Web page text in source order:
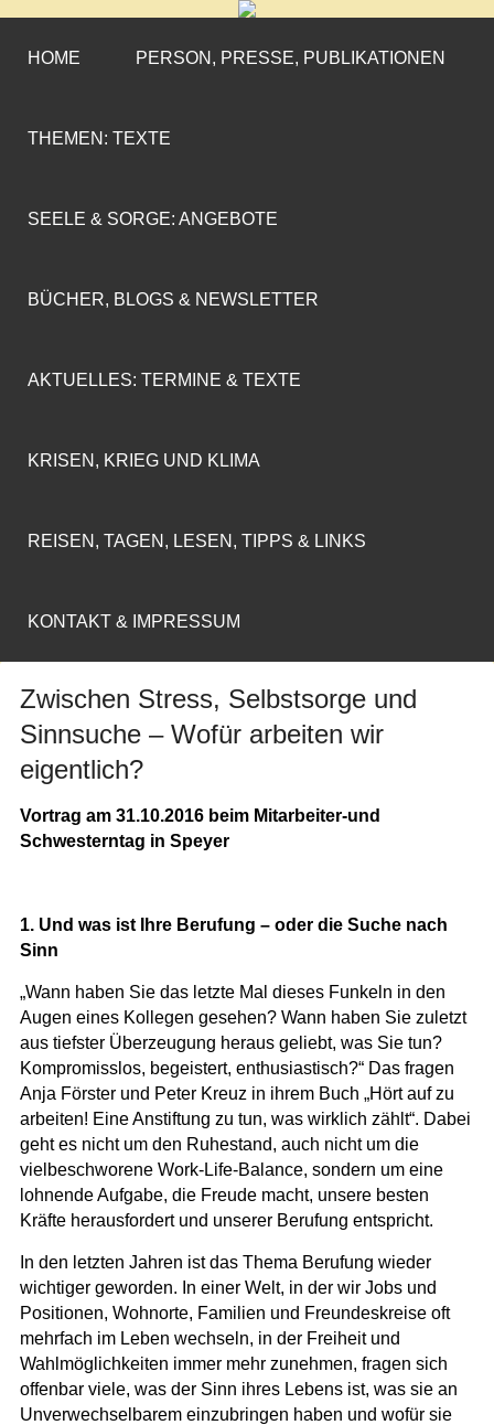
CORNELIA COENEN-
MARX
»ENGAGEMENT MIT PROFIL«
HOME PERSON, PRESSE, PUBLIKATIONEN
THEMEN: TEXTE
SEELE & SORGE: ANGEBOTE
BÜCHER, BLOGS & NEWSLETTER
AKTUELLES: TERMINE & TEXTE
KRISEN, KRIEG UND KLIMA
REISEN, TAGEN, LESEN, TIPPS & LINKS
KONTAKT & IMPRESSUM
Zwischen Stress, Selbstsorge und
Sinnsuche – Wofür arbeiten wir
eigentlich?
Vortrag am 31.10.2016 beim Mitarbeiter-und
Schwesterntag in Speyer
1. Und was ist Ihre Berufung – oder die Suche nach
Sinn
„Wann haben Sie das letzte Mal dieses Funkeln in den
Augen eines Kollegen gesehen? Wann haben Sie zuletzt
aus tiefster Überzeugung heraus geliebt, was Sie tun?
Kompromisslos, begeistert, enthusiastisch?“ Das fragen
Anja Förster und Peter Kreuz in ihrem Buch „Hört auf zu
arbeiten! Eine Anstiftung zu tun, was wirklich zählt“. Dabei
geht es nicht um den Ruhestand, auch nicht um die
vielbeschworene Work-Life-Balance, sondern um eine
lohnende Aufgabe, die Freude macht, unsere besten
Kräfte herausfordert und unserer Berufung entspricht.
In den letzten Jahren ist das Thema Berufung wieder
wichtiger geworden. In einer Welt, in der wir Jobs und
Positionen, Wohnorte, Familien und Freundeskreise oft
mehrfach im Leben wechseln, in der Freiheit und
Wahlmöglichkeiten immer mehr zunehmen, fragen sich
offenbar viele, was der Sinn ihres Lebens ist, was sie an
Unverwechselbarem einzubringen haben und wofür sie